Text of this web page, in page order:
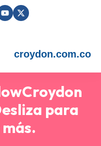
croydon.com.co
para